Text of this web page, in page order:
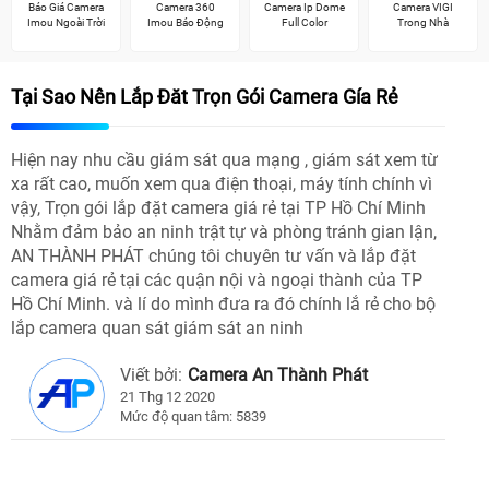
Báo Giá Camera
Imou Ngoài Trời
Camera 360
Imou Báo Động
Camera Ip Dome
Full Color
Camera VIGI
Trong Nhà
Tại Sao Nên Lắp Đăt Trọn Gói Camera Gía Rẻ
Hiện nay nhu cầu giám sát qua mạng , giám sát xem từ
xa rất cao, muốn xem qua điện thoại, máy tính chính vì
vậy, Trọn gói lắp đặt camera giá rẻ tại TP Hồ Chí Minh
Nhằm đảm bảo an ninh trật tự và phòng tránh gian lận,
AN THÀNH PHÁT chúng tôi chuyên tư vấn và lắp đặt
camera giá rẻ tại các quận nội và ngoại thành của TP
Hồ Chí Minh. và lí do mình đưa ra đó chính lắ rẻ cho bộ
lắp camera quan sát giám sát an ninh
Viết bởi: Camera An Thành Phát
21 Thg 12 2020
Mức độ quan tâm: 5839